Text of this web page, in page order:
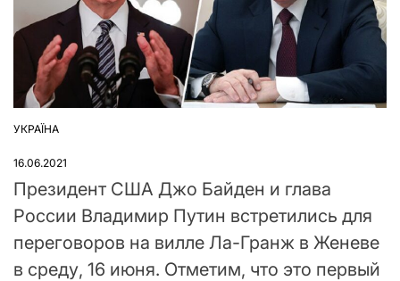
ОПУБЛІКУВАТИ
УКРАЇНА
16.06.2021
Президент США Джо Байден и глава
России Владимир Путин встретились для
переговоров на вилле Ла-Гранж в Женеве
в среду, 16 июня. Отметим, что это первый